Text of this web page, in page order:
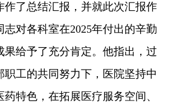
作了总结汇报，并就此次汇报作
对各科室在2025年付出的辛勤
果给予了充分肯定。他指出，过
职工的共同努力下，医院坚持中
特色，在拓展医疗服务空间、